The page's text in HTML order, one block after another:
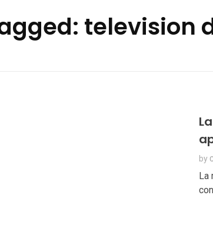
television
by
La